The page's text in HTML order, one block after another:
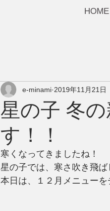
HOME
星の子 冬
す！！
e-minami 2019年11月21日
寒くなってきましたね！
星の子では、寒さ吹き飛ば
本日は、１２月メニューを